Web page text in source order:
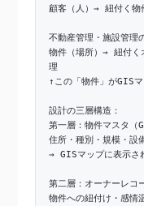
顧客（人）→ 紐付く物
不動産管理・施設管理の
物件（場所）→ 紐付く
理
↑この「物件」がGIS
設計の三層構造：
第一層：物件マスタ（
住所・種別・規模・設
→ GISマップに表示さ
第二層：オーナーレコ
物件への紐付け・感情